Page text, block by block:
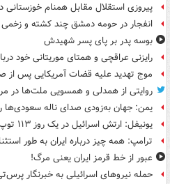
پیروزی استقلال مقابل همنام خوزستانی
انفجار در حومه دمشق چند کشته و
بوسه‌ پدر بر پای پسر شهیدش
رایزنی عراقچی و همتای موریتانی خود
موج تهدید علیه قضات آمریکایی پس از
روایتی از همدلی و همسویی ملت‌ها در
یمن: جهان به‌زودی صدای ناله سعودی‌ها
یونیفل: ارتش اسرائیل در یک روز ۱۱۳ توپ به جنوب لبنان شلیک کرده است
ترامپ: همه چیز درباره ایران به طور
عبور از خط قرمز ایران یعنی مرگ!
حمله نیروهای اسرائیلی به خبرنگار